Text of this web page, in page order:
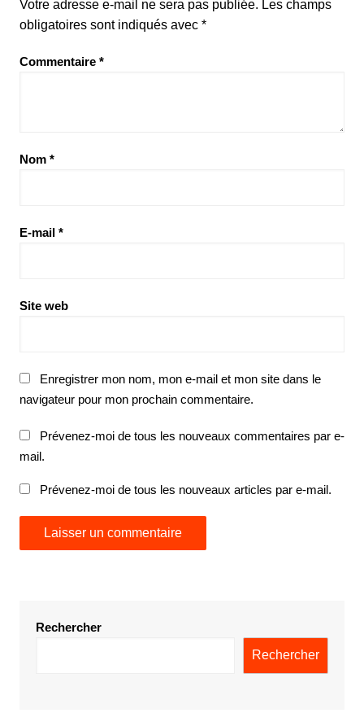
Votre adresse e-mail ne sera pas publiée. Les champs
obligatoires sont indiqués avec *
Commentaire *
Nom *
E-mail *
Site web
Enregistrer mon nom, mon e-mail et mon site dans le
navigateur pour mon prochain commentaire.
Prévenez-moi de tous les nouveaux commentaires par e-
mail.
Prévenez-moi de tous les nouveaux articles par e-mail.
Rechercher
Rechercher